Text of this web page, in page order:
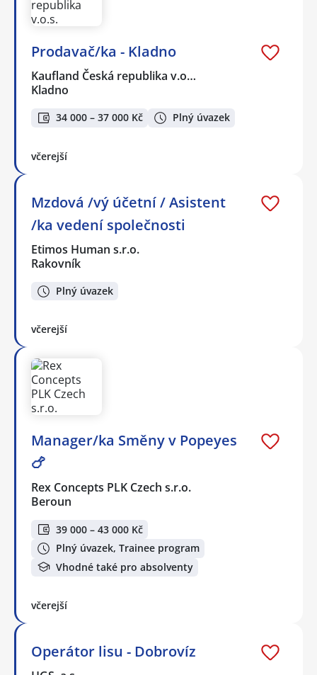
Prodavač/ka - Kladno
Kaufland Česká republika v.o…
Kladno
34 000 – 37 000 Kč Plný úvazek
včerejší
Mzdová /vý účetní / Asistent
/ka vedení společnosti
Etimos Human s.r.o.
Rakovník
Plný úvazek
včerejší
Manager/ka Směny v Popeyes
🍗
Rex Concepts PLK Czech s.r.o.
Beroun
39 000 – 43 000 Kč
Plný úvazek, Trainee program
Vhodné také pro absolventy
včerejší
Operátor lisu - Dobrovíz